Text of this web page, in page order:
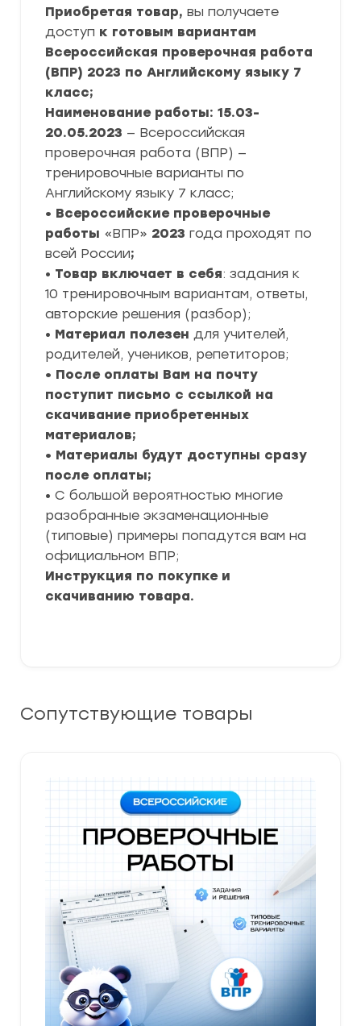
Приобретая товар, вы получаете
доступ к готовым вариантам
Всероссийская проверочная работа
(ВПР) 2023 по Английскому языку 7
класс;
Наименование работы: 15.03-
20.05.2023 — Всероссийская
проверочная работа (ВПР) —
тренировочные варианты по
Английскому языку 7 класс;
• Всероссийские проверочные
работы «ВПР» 2023 года проходят по
всей России;
• Товар включает в себя: задания к
10 тренировочным вариантам, ответы,
авторские решения (разбор);
• Материал полезен для учителей,
родителей, учеников, репетиторов;
• После оплаты Вам на почту
поступит письмо с ссылкой на
скачивание приобретенных
материалов;
• Материалы будут доступны сразу
после оплаты;
• С большой вероятностью многие
разобранные экзаменационные
(типовые) примеры попадутся вам на
официальном ВПР;
Инструкция по покупке и
скачиванию товара.
Сопутствующие товары